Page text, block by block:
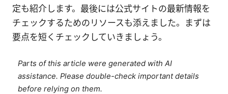
定も紹介します。最後には公式サイトの最新情報を
チェックするためのリソースも添えました。まずは
要点を短くチェックしていきましょう。
Parts of this article were generated with AI
assistance. Please double-check important details
before relying on them.